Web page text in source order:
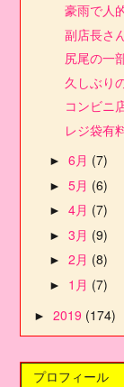
豪雨で人
副店長さ
尻尾の一
久しぶり
コンビニ
レジ袋有
►6月 (7)
►5月 (6)
►4月 (7)
►3月 (9)
►2月 (8)
► 1月 (7)
►2019 (174)
プロフィール